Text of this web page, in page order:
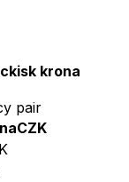
krona
pair
CZK